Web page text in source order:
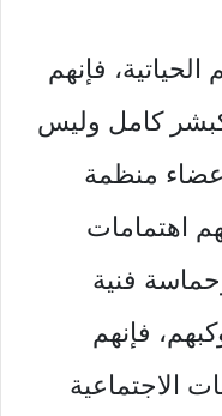
فإنهم
كامل وليس
منظمة
اهتمامات
فنية
فإنهم
الاجتماعية